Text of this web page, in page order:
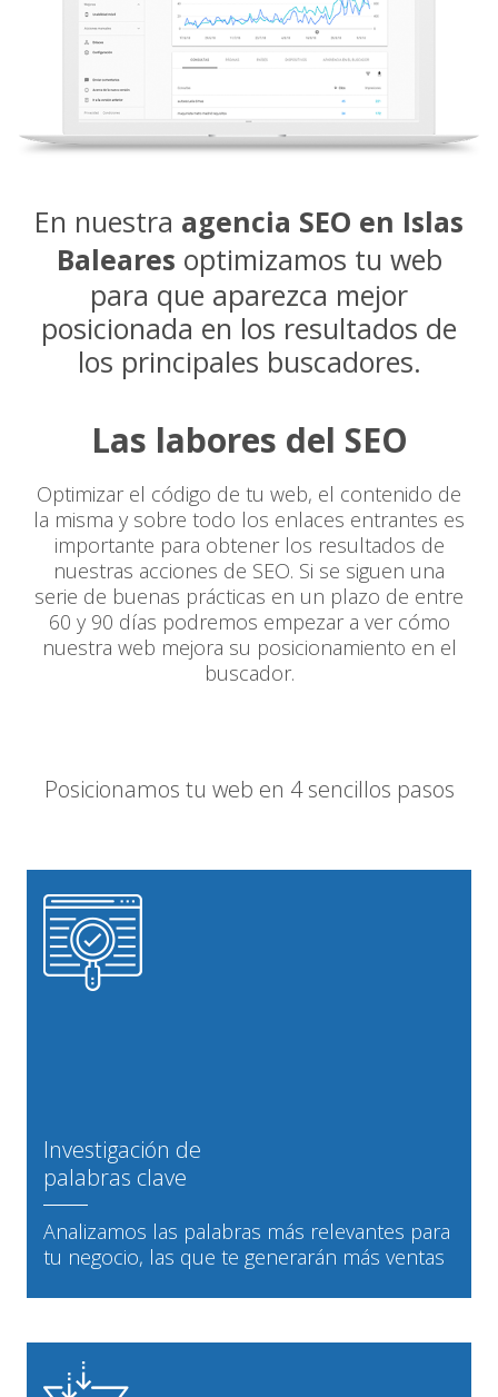
En nuestra agencia SEO en Islas
Baleares optimizamos tu web
para que aparezca mejor
posicionada en los resultados de
los principales buscadores.
Las labores del SEO
Optimizar el código de tu web, el contenido de
la misma y sobre todo los enlaces entrantes es
importante para obtener los resultados de
nuestras acciones de SEO. Si se siguen una
serie de buenas prácticas en un plazo de entre
60 y 90 días podremos empezar a ver cómo
nuestra web mejora su posicionamiento en el
buscador.
Posicionamos tu web en 4 sencillos pasos
Investigación de
palabras clave
Analizamos las palabras más relevantes para
tu negocio, las que te generarán más ventas